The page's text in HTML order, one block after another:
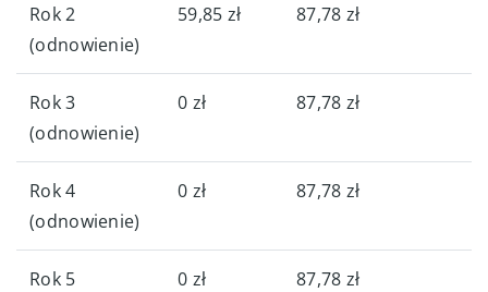
Rok 2
(odnowienie)
59,85 zł 87,78 zł
Rok 3
(odnowienie)
0 zł 87,78 zł
Rok 4
(odnowienie)
0 zł 87,78 zł
Rok 5
0 zł 87,78 zł